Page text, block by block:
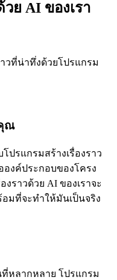
วย AI ของเรา
วที่น่าทึ่งด้วยโปรแกรม
ณ
ปรแกรมสร้างเรื่องราว
องค์ประกอบของโครง
ราวด้วย AI ของเราจะ
มที่จะทำให้มันเป็นจริง
ที่หลากหลาย โปรแกรม